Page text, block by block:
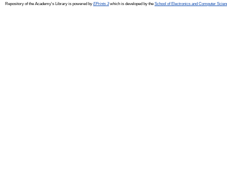
Repository of the Academy's Library is powered by EPrints 3which is developed by the School of Electronics and Computer